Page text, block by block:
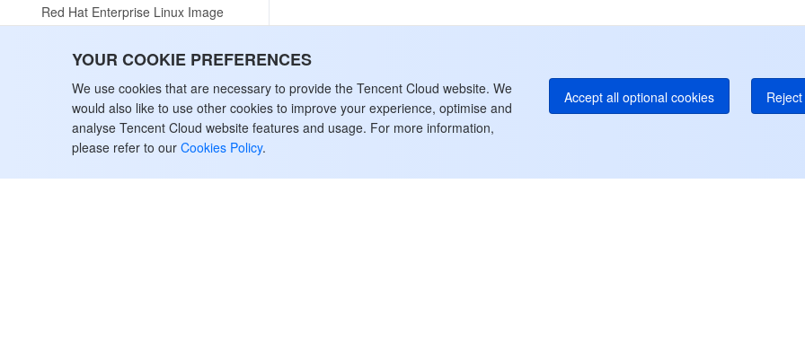
YOUR COOKIE PREFERENCES
We use cookies that are necessary to provide the Tencent Cloud website. We
would also like to use other cookies to improve your experience, optimise and
analyse Tencent Cloud website features and usage. For more information,
please refer to our Cookies Policy.
Accept all optional cookies
Red Hat Enterprise Linux Image
Service Agreement
Public IP Service Level Agreement
Tencent Cloud CVM ClawPro
Terms of Service
Tencent Cloud ClawPro Kebijakan